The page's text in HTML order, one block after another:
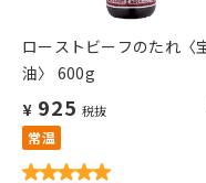
ローストビーフのたれ〈
油〉 600g
¥ 925 税抜
常温